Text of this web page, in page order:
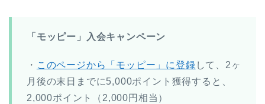
「モッピー」入会キャンペーン
・ このページから「モッピー」に登録 して、2ヶ
月後の末日までに5,000ポイント獲得すると、
2,000ポイント（2,000円相当）